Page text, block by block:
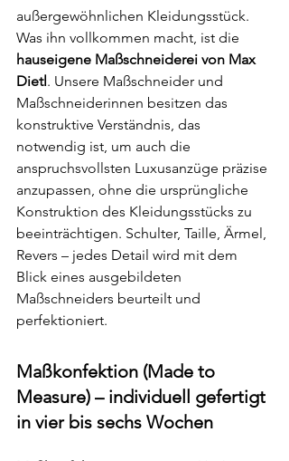
außergewöhnlichen Kleidungsstück.
Was ihn vollkommen macht, ist die
hauseigene Maßschneiderei von Max
Dietl . Unsere Maßschneider und
Maßschneiderinnen besitzen das
konstruktive Verständnis, das
notwendig ist, um auch die
anspruchsvollsten Luxusanzüge präzise
anzupassen, ohne die ursprüngliche
Konstruktion des Kleidungsstücks zu
beeinträchtigen. Schulter, Taille, Ärmel,
Revers – jedes Detail wird mit dem
Blick eines ausgebildeten
Maßschneiders beurteilt und
perfektioniert.
Maßkonfektion (Made to
Measure) – individuell gefertigt
in vier bis sechs Wochen